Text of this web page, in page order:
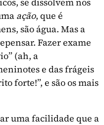
ação, que é
são água. Mas a
Fazer exame
(ah, a
e das frágeis
forte!”, e são os mais
uma facilidade que a